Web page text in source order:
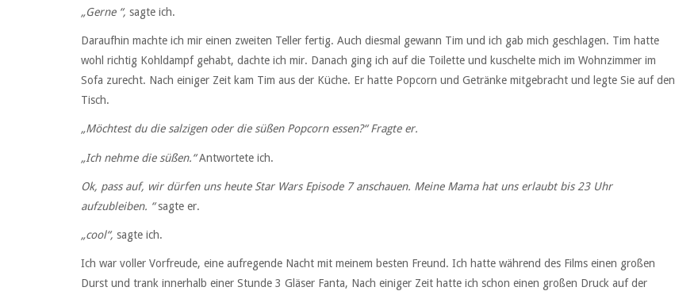
„Gerne “, sagte ich.
Daraufhin machte ich mir einen zweiten Teller fertig. Auch diesmal gewann Tim und ich gab mich geschlagen. Tim hatte
wohl richtig Kohldampf gehabt, dachte ich mir. Danach ging ich auf die Toilette und kuschelte mich im Wohnzimmer im
Sofa zurecht. Nach einiger Zeit kam Tim aus der Küche. Er hatte Popcorn und Getränke mitgebracht und legte Sie auf den
Tisch.
„Möchtest du die salzigen oder die süßen Popcorn essen?“ Fragte er.
„Ich nehme die süßen.“Antwortete ich.
Ok, pass auf, wir dürfen uns heute Star Wars Episode 7 anschauen. Meine Mama hat uns erlaubt bis 23 Uhr
aufzubleiben. “sagte er.
„cool“, sagte ich.
Ich war voller Vorfreude, eine aufregende Nacht mit meinem besten Freund. Ich hatte während des Films einen großen
Durst und trank innerhalb einer Stunde 3 Gläser Fanta, Nach einiger Zeit hatte ich schon einen großen Druck auf der